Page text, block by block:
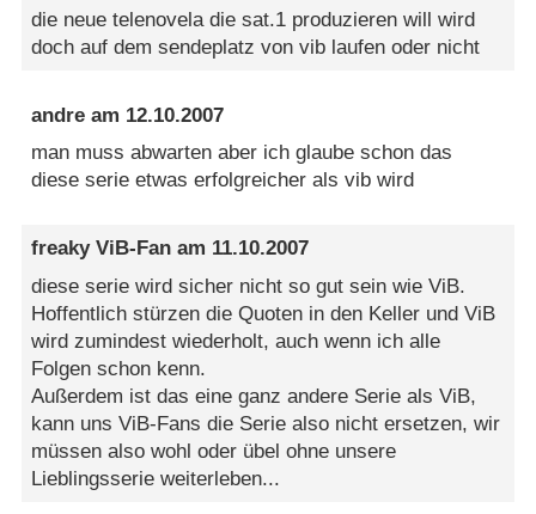
die neue telenovela die sat.1 produzieren will wird
doch auf dem sendeplatz von vib laufen oder nicht
andre am 12.10.2007
man muss abwarten aber ich glaube schon das
diese serie etwas erfolgreicher als vib wird
freaky ViB-Fan am 11.10.2007
diese serie wird sicher nicht so gut sein wie ViB.
Hoffentlich stürzen die Quoten in den Keller und ViB
wird zumindest wiederholt, auch wenn ich alle
Folgen schon kenn.
Außerdem ist das eine ganz andere Serie als ViB,
kann uns ViB-Fans die Serie also nicht ersetzen, wir
müssen also wohl oder übel ohne unsere
Lieblingsserie weiterleben...